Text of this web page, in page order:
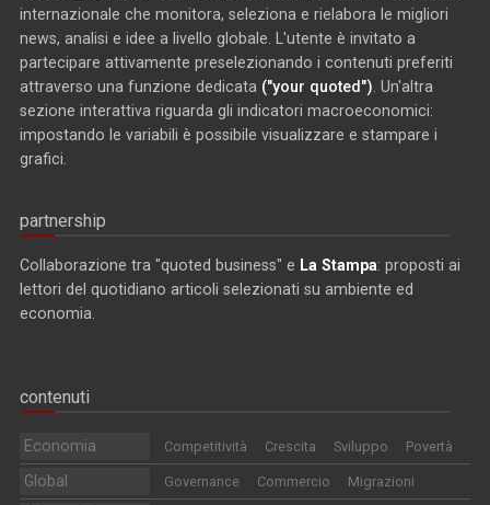
internazionale che monitora, seleziona e rielabora le migliori
news, analisi e idee a livello globale. L'utente è invitato a
partecipare attivamente preselezionando i contenuti preferiti
attraverso una funzione dedicata ("your quoted") . Un'altra
sezione interattiva riguarda gli indicatori macroeconomici:
impostando le variabili è possibile visualizzare e stampare i
grafici.
partnership
Collaborazione tra "quoted business" e La Stampa: proposti ai
lettori del quotidiano articoli selezionati su ambiente ed
economia.
contenuti
Economia Competitività Crescita Sviluppo Povertà
Global Governance Commercio Migrazioni